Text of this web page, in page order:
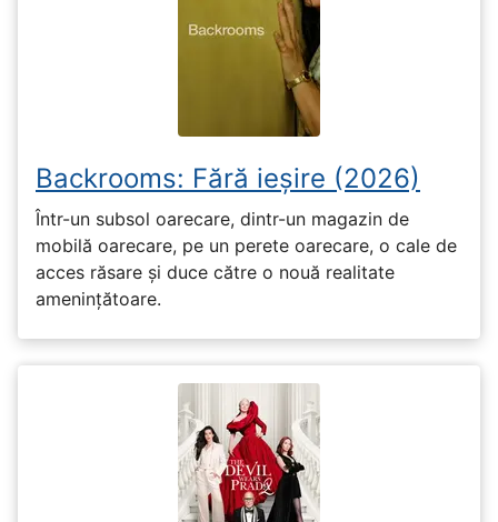
Backrooms: Fără ieșire (2026)
Într-un subsol oarecare, dintr-un magazin de
mobilă oarecare, pe un perete oarecare, o cale de
acces răsare și duce către o nouă realitate
amenințătoare.